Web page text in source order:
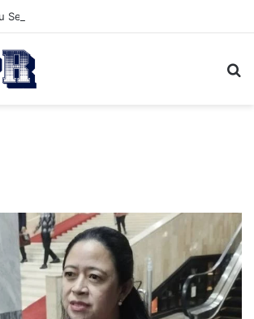
Sebelum Tidur: Meningkatkan Kesehatan